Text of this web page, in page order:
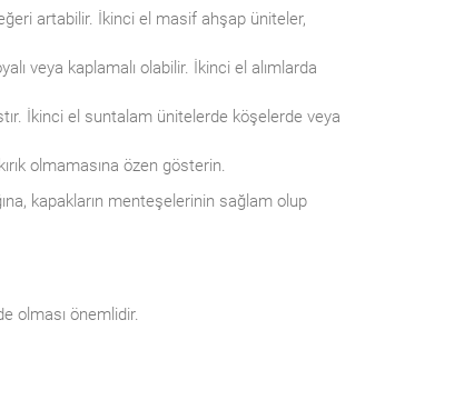
artabilir. İkinci el masif ahşap üniteler,
veya kaplamalı olabilir. İkinci el alımlarda
İkinci el suntalam ünitelerde köşelerde veya
olmamasına özen gösterin.
kapakların menteşelerinin sağlam olup
olması önemlidir.